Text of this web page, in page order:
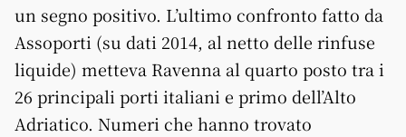
un segno positivo. L’ultimo confronto fatto da
Assoporti (su dati 2014, al netto delle rinfuse
liquide) metteva Ravenna al quarto posto tra i
26 principali porti italiani e primo dell’Alto
Adriatico. Numeri che hanno trovato